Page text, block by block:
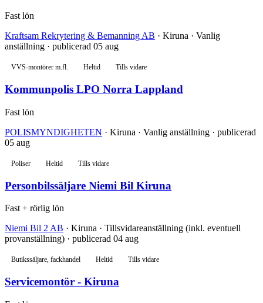
Fast lön
Kraftsam Rekrytering & Bemanning AB · Kiruna · Vanlig
anställning · publicerad 05 aug
VVS-montörer m.fl. Heltid Tills vidare
Kommunpolis LPO Norra Lappland
Fast lön
POLISMYNDIGHETEN · Kiruna · Vanlig anställning · publicerad
05 aug
Poliser Heltid Tills vidare
Personbilssäljare Niemi Bil Kiruna
Fast + rörlig lön
Niemi Bil 2 AB · Kiruna · Tillsvidareanställning (inkl. eventuell
provanställning) · publicerad 04 aug
Butikssäljare, fackhandel Heltid Tills vidare
Servicemontör - Kiruna